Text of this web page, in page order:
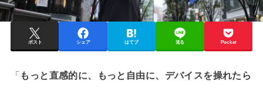
ポスト シェア はてブ 送る Pocket
「 もっと直感的に、もっと自由に、デバイスを操れたら